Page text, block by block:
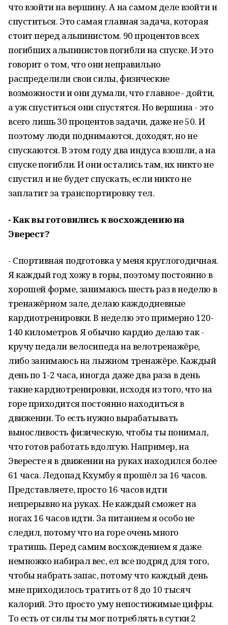
что взойти на вершину. А на самом деле взойти и
спуститься. Это самая главная задача, которая
стоит перед альпинистом. 90 процентов всех
погибших альпинистов погибли на спуске. И это
говорит о том, что они неправильно
распределили свои силы, физические
возможности и они думали, что главное - дойти,
а уж спуститься они спустятся. Но вершина - это
всего лишь 30 процентов задачи, даже не 50. И
поэтому люди поднимаются, доходят, но не
спускаются. В этом году два индуса взошли, а на
спуске погибли. И они остались там, их никто не
спустил и не будет спускать, если никто не
заплатит за транспортировку тел.
- Как вы готовились к восхождению на
Эверест?
- Спортивная подготовка у меня круглогодичная.
Я каждый год хожу в горы, поэтому постоянно в
хорошей форме, занимаюсь шесть раз в неделю в
тренажёрном зале, делаю каждодневные
кардиотренировки. В неделю это примерно 120-
140 километров. Я обычно кардио делаю так -
кручу педали велосипеда на велотренажёре,
либо занимаюсь на лыжном тренажёре. Каждый
день по 1-2 часа, иногда даже два раза в день
такие кардиотренировки, исходя из того, что на
горе приходится постоянно находиться в
движении. То есть нужно вырабатывать
выносливость физическую, чтобы ты понимал,
что готов работать вдолгую. Например, на
Эвересте я в движении на руках находился более
61 часа. Ледопад Кхумбу я прошёл за 16 часов.
Представляете, просто 16 часов идти
непрерывно на руках. Не каждый сможет на
ногах 16 часов идти. За питанием я особо не
следил, потому что на горе очень много
тратишь. Перед самим восхождением я даже
немножко набирал вес, ел все подряд для того,
чтобы набрать запас, потому что каждый день
мне приходилось тратить от 8 до 10 тысяч
калорий. Это просто уму непостижимые цифры.
То есть от силы ты мог потреблять в сутки 2